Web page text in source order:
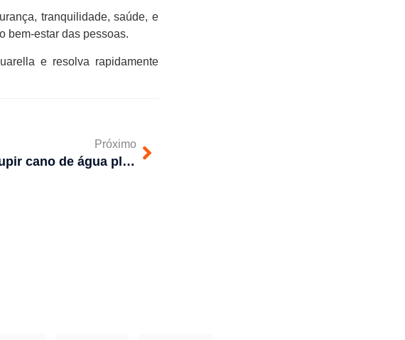
tranquilidade, saúde, e
bem-estar das pessoas.
e resolva rapidamente
Próximo
Como desentupir cano de água pluvial?